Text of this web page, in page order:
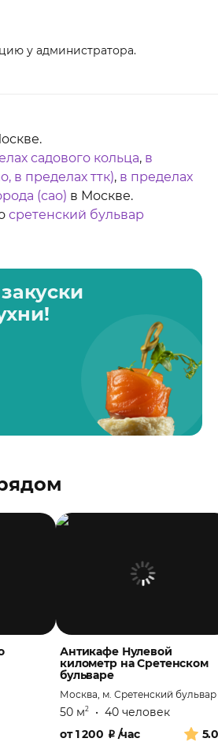
у администратора.
садового кольца, в
в пределах ттк), в пределах
(сао) в Москве.
сретенский бульвар
Антикафе Нулевой
километр на Сретенском
бульваре
Москва, м. Сретенский бульвар
50 м2 • 40 человек
от1 200 ₽ /час